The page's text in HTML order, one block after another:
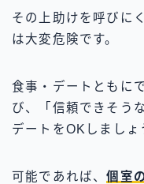
その上助けを呼びに
は大変危険です。
食事・デートともに
び、「信頼できそう
デートをOKしましょ
可能であれば、個室